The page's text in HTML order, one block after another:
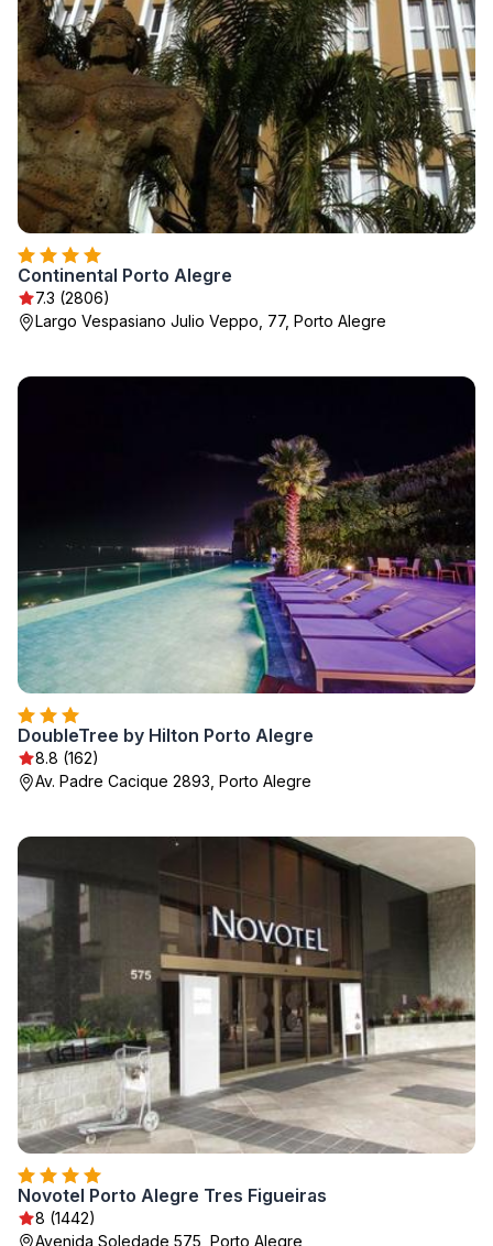
Continental Porto Alegre
7.3 (2806)
Largo Vespasiano Julio Veppo, 77, Porto Alegre
DoubleTree by Hilton Porto Alegre
8.8 (162)
Av. Padre Cacique 2893, Porto Alegre
Novotel Porto Alegre Tres Figueiras
8 (1442)
Avenida Soledade 575, Porto Alegre